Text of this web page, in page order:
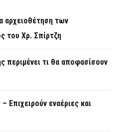
αρχειοθέτηση των
του Χρ. Σπίρτζη
περιμένει τι θα αποφασίσουν
Επιχειρούν εναέριες και